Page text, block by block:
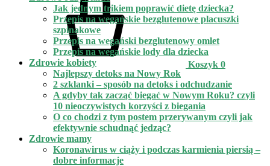
Koszyk 0
Jak jednym trikiem poprawić dietę dziecka?
Przepis na wegańskie bezglutenowe placuszki
szpinakowe
Przepis na wegański bezglutenowy omlet
Przepis na wegańskie lody dla dziecka
Zdrowie kobiety
Najlepszy detoks na Nowy Rok
2 szklanki – sposób na detoks i odchudzanie
A gdyby tak zacząć biegać w Nowym Roku? czyli
10 nieoczywistych korzyści z biegania
O co chodzi z tym postem przerywanym czyli jak
efektywnie schudnąć jedząc?
Zdrowie mamy
Koronawirus w ciąży i podczas karmienia piersią –
dobre informacje